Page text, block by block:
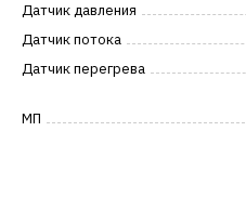
Датчик давления
Датчик потока
Датчик перегрева
МП